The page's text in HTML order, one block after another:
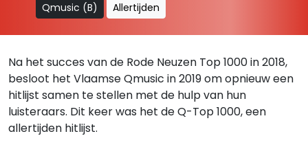
Qmusic (B) Allertijden
Na het succes van de Rode Neuzen Top 1000 in 2018,
besloot het Vlaamse Qmusic in 2019 om opnieuw een
hitlijst samen te stellen met de hulp van hun
luisteraars. Dit keer was het de Q-Top 1000, een
allertijden hitlijst.